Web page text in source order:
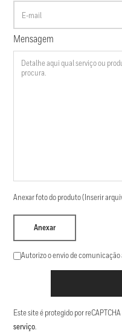
Mensagem
Anexar foto do produto (Inserir
Anexar
Autorizo o envio de comunicação
Este site é protegido por
serviço.